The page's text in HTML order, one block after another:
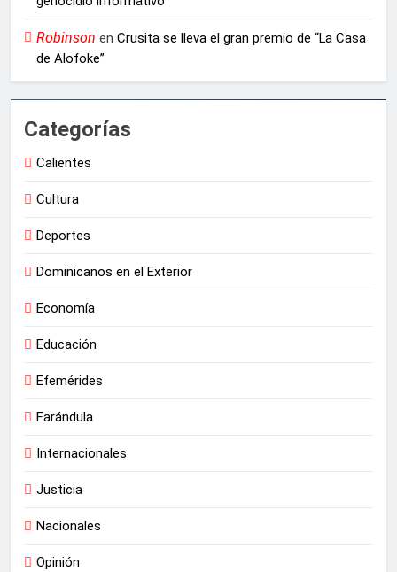
Robinson en Crusita se lleva el gran premio de “La Casa
de Alofoke”
Categorías
Calientes
Cultura
Deportes
Dominicanos en el Exterior
Economía
Educación
Efemérides
Farándula
Internacionales
Justicia
Nacionales
Opinión